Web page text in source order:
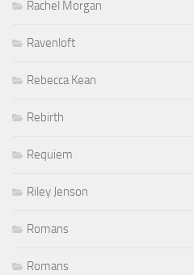
Rachel Morgan
Ravenloft
Rebecca Kean
Rebirth
Requiem
Riley Jenson
Romans
Romans